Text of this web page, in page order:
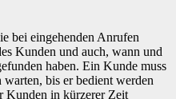
bei eingehenden Anrufen
Kunden und auch, wann und
haben. Ein Kunde muss
bis er bedient werden
Kunden in kürzerer Zeit